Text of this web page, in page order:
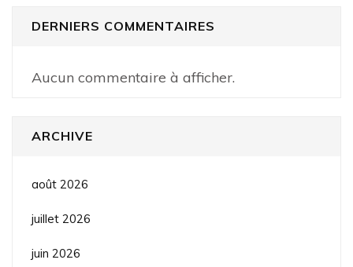
DERNIERS COMMENTAIRES
Aucun commentaire à afficher.
ARCHIVE
août 2026
juillet 2026
juin 2026